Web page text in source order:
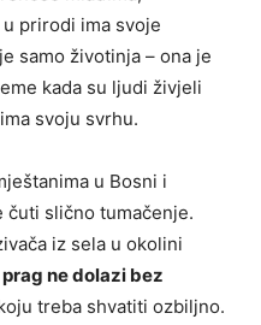
u prirodi ima svoje
samo životinja – ona je
kada su ljudi živjeli
svoju svrhu.
u Bosni i
čuti slično tumačenje.
iz sela u okolini
ne dolazi bez
treba shvatiti ozbiljno.